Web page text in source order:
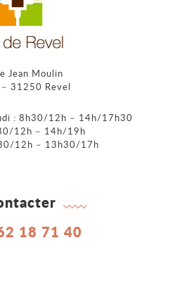
Jean Moulin
31250 Revel
: 8h30/12h – 14h/17h30
12h – 14h/19h
12h – 13h30/17h
18 71 40